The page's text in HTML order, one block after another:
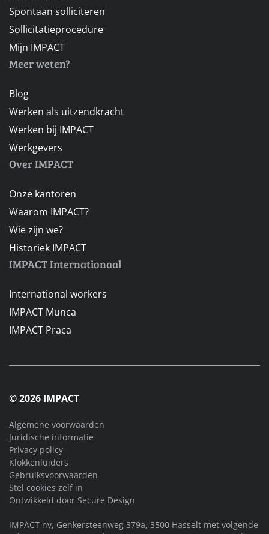
Spontaan solliciteren
Sollicitatieprocedure
Mijn IMPACT
Meer weten?
Blog
Werken als uitzendkracht
Werken bij IMPACT
Werkgevers
Over IMPACT
Onze kantoren
Waarom IMPACT?
Wie zijn we?
Historiek IMPACT
IMPACT Internationaal
International workers
IMPACT Munca
IMPACT Praca
© 2026 IMPACT
Algemene voorwaarden
Juridische informatie
Privacy policy
Klokkenluiders
Gebruiksvoorwaarden
Stel cookies zelf in
Ontwikkeld door Secure Design
IMPACT nv, Genkersteenweg 379a, 3500 Hasselt met volgende